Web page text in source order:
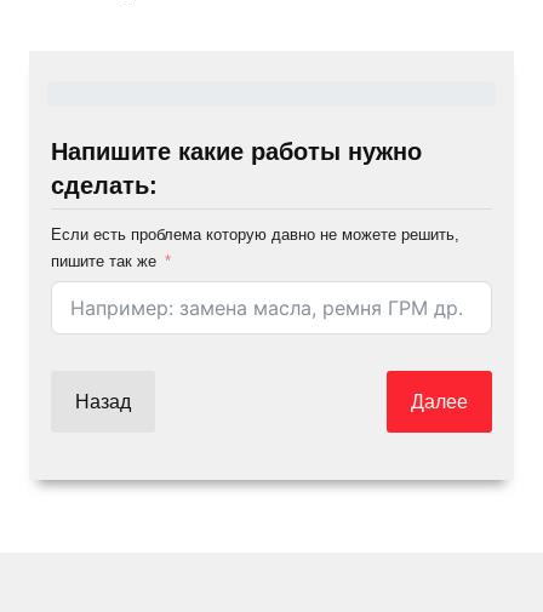
Напишите какие работы нужно
сделать:
Если есть проблема которую давно не можете решить,
пишите так же
Назад Далее